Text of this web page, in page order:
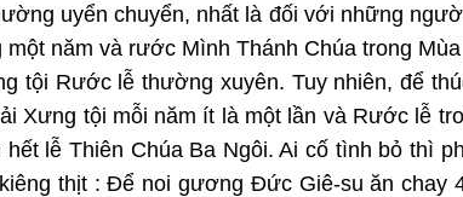
uyển chuyển, nhất là đối với những
năm và rước Mình Thánh Chúa trong
tội Rước lễ thường xuyên. Tuy nhiên, để
Xưng tội mỗi năm ít là một lần và Rước lễ
lễ Thiên Chúa Ba Ngôi. Ai cố tình bỏ thì
thịt : Để noi gương Đức Giê-su ăn chay